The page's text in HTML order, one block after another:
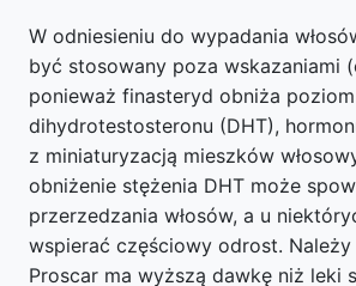
W odniesieniu do wypadania
być stosowany poza wskazaniami
ponieważ finasteryd obniża poziom
dihydrotestosteronu (DHT),
z miniaturyzacją mieszków
obniżenie stężenia DHT może
przerzedzania włosów, a u
wspierać częściowy odrost.
Proscar ma wyższą dawkę niż leki